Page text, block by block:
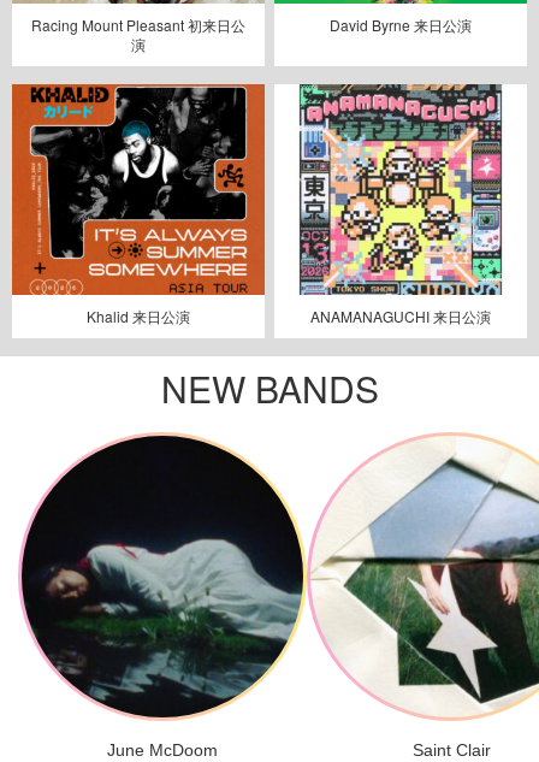
Racing Mount Pleasant 初来日公
演
David Byrne 来日公演
Khalid 来日公演 ANAMANAGUCHI 来日公演
NEW BANDS
June McDoom Saint Clair